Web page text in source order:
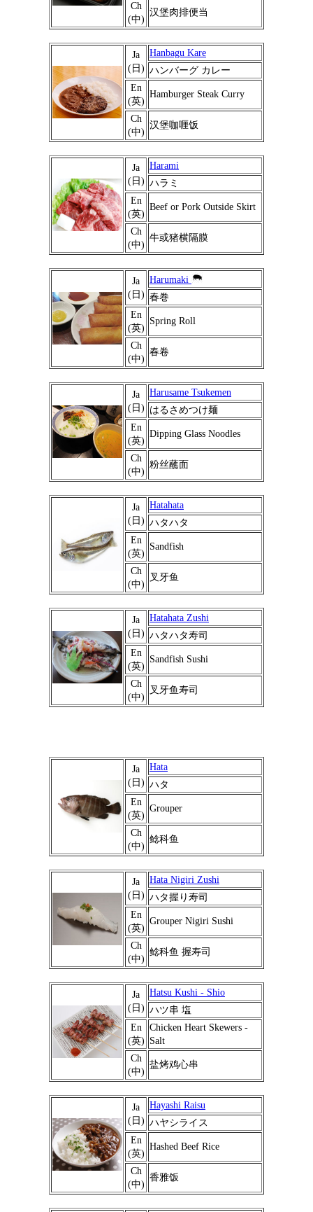
Ch
(中)
汉堡肉排便当
Ja
(日)
Hanbagu Kare
ハンバーグ カレー
En
(英)
Hamburger Steak Curry
Ch
(中)
汉堡咖喱饭
Ja
(日)
Harami
ハラミ
En
(英)
Beef or Pork Outside Skirt
Ch
(中)
牛或猪横隔膜
Ja
(日)
Harumaki
春巻
En
(英)
Spring Roll
Ch
(中)
春卷
Ja
(日)
Harusame Tsukemen
はるさめつけ麺
En
(英)
Dipping Glass Noodles
Ch
(中)
粉丝蘸面
Ja
(日)
Hatahata
ハタハタ
En
(英)
Sandfish
Ch
(中)
叉牙鱼
Ja
(日)
Hatahata Zushi
ハタハタ寿司
En
(英)
Sandfish Sushi
Ch
(中)
叉牙鱼寿司
Ja
(日)
Hata
ハタ
En
(英)
Grouper
Ch
(中)
鲶科鱼
Ja
(日)
Hata Nigiri Zushi
ハタ握り寿司
En
(英)
Grouper Nigiri Sushi
Ch
(中)
鲶科鱼 握寿司
Ja
(日)
Hatsu Kushi - Shio
ハツ串 塩
En
(英)
Chicken Heart Skewers -
Salt
Ch
(中)
盐烤鸡心串
Ja
(日)
Hayashi Raisu
ハヤシライス
En
(英)
Hashed Beef Rice
Ch
(中)
香雅饭